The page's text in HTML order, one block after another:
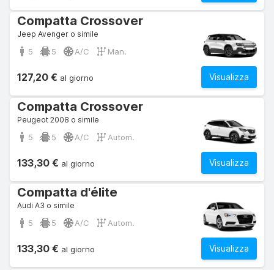
Compatta Crossover
Jeep Avenger o simile
5 5 A/C Man.
Visualizza
127,20 € al giorno
Compatta Crossover
Peugeot 2008 o simile
5 5 A/C Autom.
Visualizza
133,30 € al giorno
Compatta d'élite
Audi A3 o simile
5 5 A/C Autom.
Visualizza
133,30 € al giorno